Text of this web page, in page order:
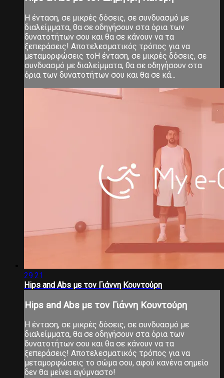
Η ένταση, σε μικρές δόσεις, σε συνδυασμό με
διαλείμματα, θα σε οδηγήσουν στα όρια των
δυνατοτήτων σου και θα σε κάνουν να τα
ξεπεράσεις! Αποτελεσματικός τρόπος για να
μεταμορφώσεις τοΗ ένταση, σε μικρές δόσεις, σε
συνδυασμό με διαλείμματα, θα σε οδηγήσουν στα
όρια των δυνατοτήτων σου και θα σε κά...
29:21
Hips and Abs με τον Γιάννη Κουντούρη
Hips and Abs με τον Γιάννη Κουντούρη
Η ένταση, σε μικρές δόσεις, σε συνδυασμό με
διαλείμματα, θα σε οδηγήσουν στα όρια των
δυνατοτήτων σου και θα σε κάνουν να τα
ξεπεράσεις! Αποτελεσματικός τρόπος για να
μεταμορφώσεις το σώμα σου, αφού κανένα σημείο
δεν θα μείνει αγύμναστο!